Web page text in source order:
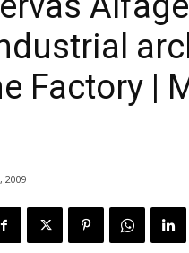
Factory |
2009